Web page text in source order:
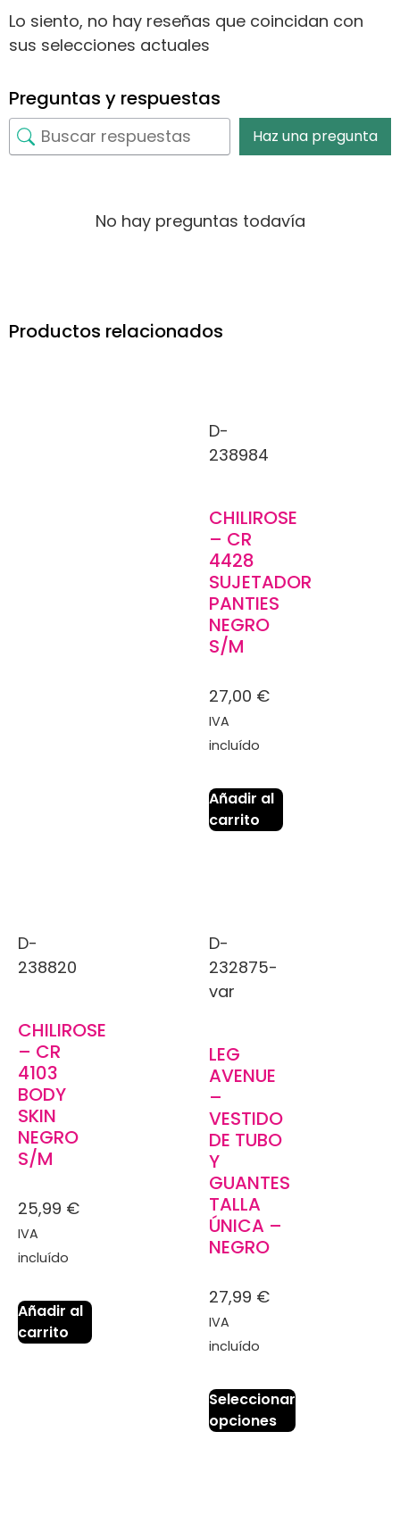
Lo siento, no hay reseñas que coincidan con
sus selecciones actuales
Preguntas y respuestas
Haz una pregunta
No hay preguntas todavía
Productos relacionados
D-
238984
CHILIROSE
– CR
4428
SUJETADOR
PANTIES
NEGRO
S/M
27,00 €
IVA
incluído
Añadir al
carrito
D-
238820
CHILIROSE
– CR
4103
BODY
SKIN
NEGRO
S/M
25,99 €
IVA
incluído
Añadir al
carrito
D-
232875-
var
LEG
AVENUE
–
VESTIDO
DE TUBO
Y
GUANTES
TALLA
ÚNICA –
NEGRO
27,99 €
IVA
incluído
Seleccionar
opciones